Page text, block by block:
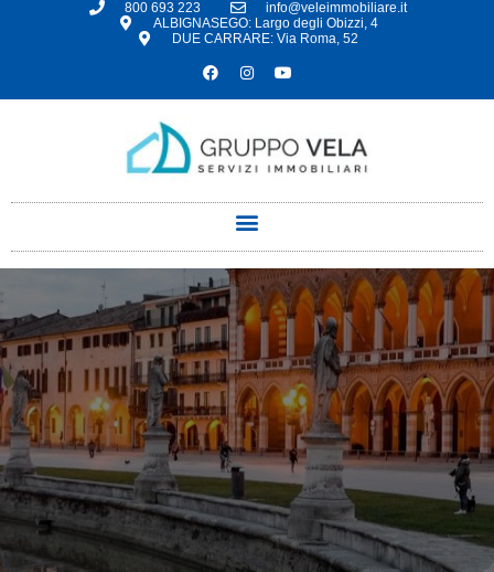
800 693 223
info@veleimmobiliare.it
ALBIGNASEGO: Largo degli Obizzi, 4
DUE CARRARE: Via Roma, 52